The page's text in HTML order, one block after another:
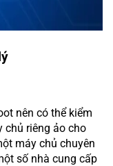
nên có thể kiểm
riêng ảo cho
máy chủ chuyên
số nhà cung cấp